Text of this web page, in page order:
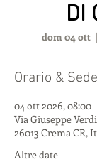
DI
dom 04 ott
  |
Orario & Sede
04 ott 2026, 08:00
Via Giuseppe
26013 Crema CR,
Altre date